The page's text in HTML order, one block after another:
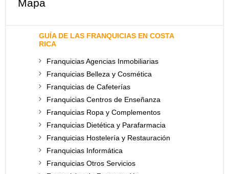
Mapa
GUÍA DE LAS FRANQUICIAS EN COSTA
RICA
Franquicias Agencias Inmobiliarias
Franquicias Belleza y Cosmética
Franquicias de Cafeterías
Franquicias Centros de Enseñanza
Franquicias Ropa y Complementos
Franquicias Dietética y Parafarmacia
Franquicias Hostelería y Restauración
Franquicias Informática
Franquicias Otros Servicios